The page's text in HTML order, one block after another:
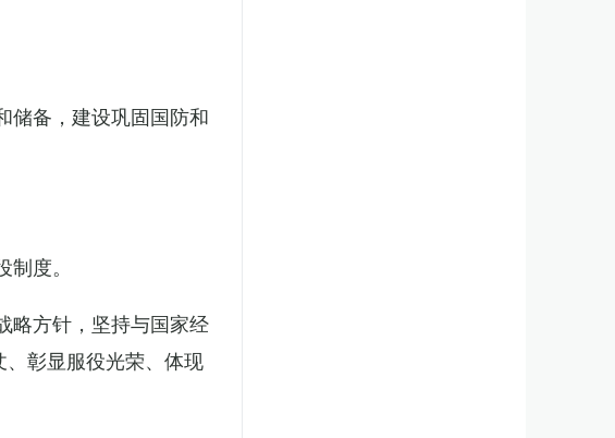
储备，建设巩固国防和
度。
略方针，坚持与国家经
彰显服役光荣、体现